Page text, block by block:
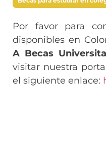
Por favor para
disponibles en
A Becas
visitar nuestra
el siguiente enlace: